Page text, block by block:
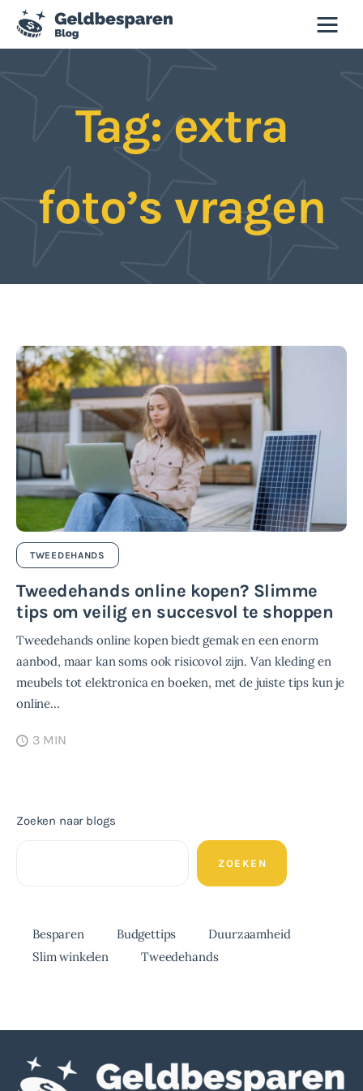
Tag: extra
foto’s vragen
Geld besparen blog
Besparen
Budgettips
Duurzaamheid
TWEEDEHANDS
Tweedehands online kopen? Slimme
tips om veilig en succesvol te shoppen
Tweedehands online kopen biedt gemak en een enorm
aanbod, maar kan soms ook risicovol zijn. Van kleding en
meubels tot elektronica en boeken, met de juiste tips kun je
online…
3 MIN
Zoeken naar blogs
ZOEKEN
Besparen Budgettips
Duurzaamheid
Slim winkelen
Tweedehands